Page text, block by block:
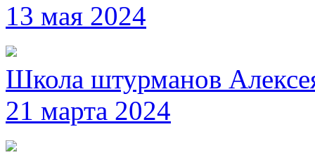
13 мая 2024
Школа штурманов
21 марта 2024